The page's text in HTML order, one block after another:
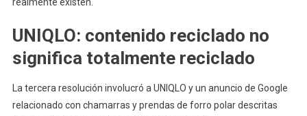
realmente existen.
UNIQLO: contenido reciclado no
significa totalmente reciclado
La tercera resolución involucró a UNIQLO y un anuncio de Google
relacionado con chamarras y prendas de forro polar descritas